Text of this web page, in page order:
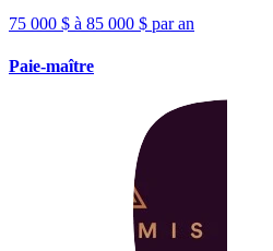
75 000 $ à 85 000 $ par an
Paie-maître